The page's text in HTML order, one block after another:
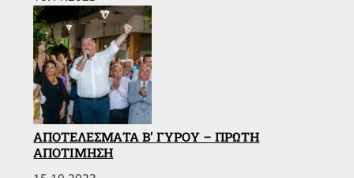
ΑΠΟΤΕΛΈΣΜΑΤΑ Β’ ΓΎΡΟΥ – ΠΡΏΤΗ
ΑΠΟΤΊΜΗΣΗ